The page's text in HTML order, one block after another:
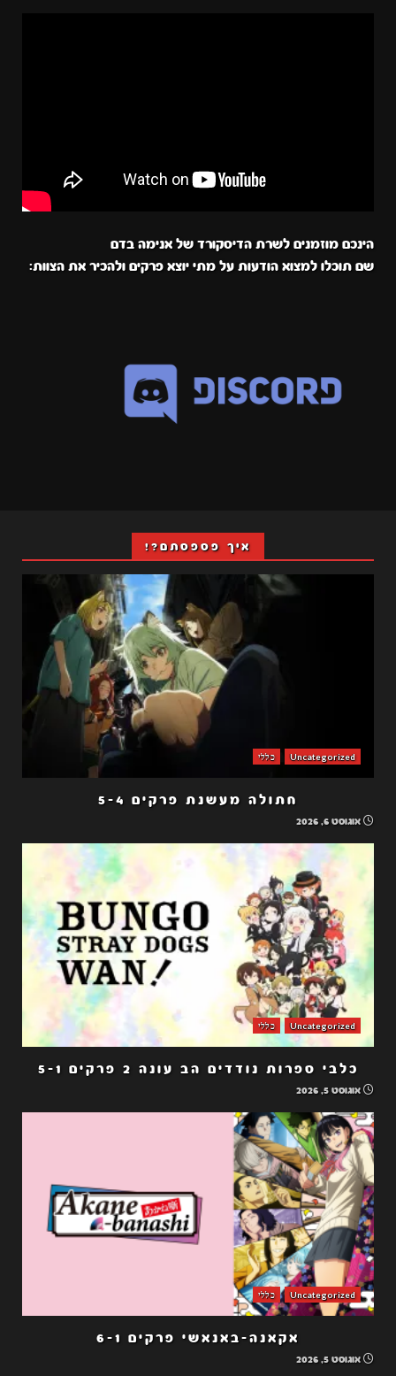
הינכם מוזמנים לשרת הדיסקורד של אנימה בדם
שם תוכלו למצוא הודעות על מתי יוצא פרקים ולהכיר את הצוות:
איך פספסתם?!
Uncategorized כללי
חתולה מעשנת פרקים 5-4
אוגוסט 6, 2026
Uncategorized כללי
כלבי ספרות נודדים הב עונה 2 פרקים 5-1
אוגוסט 5, 2026
Uncategorized כללי
אקאנה-באנאשי פרקים 6-1
אוגוסט 5, 2026